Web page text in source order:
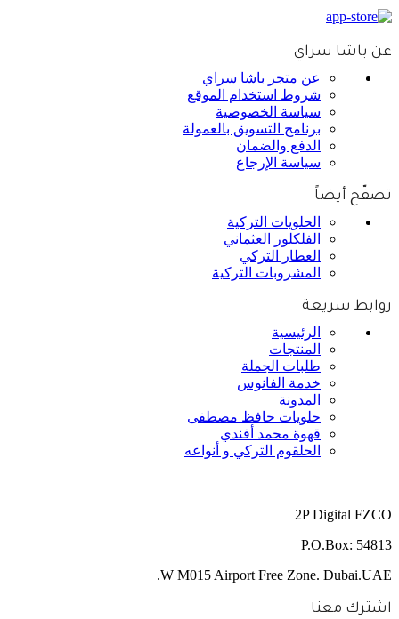
عن باشا سراي
عن متجر باشا سراي
شروط استخدام الموقع
سياسة الخصوصية
برنامج التسويق بالعمولة
الدفع والضمان
سياسة الإرجاع
تصفّح أيضاً
الحلويات التركية
الفلكلور العثماني
العطار التركي
المشروبات التركية
روابط سريعة
الرئيسية
المنتجات
طلبات الجملة
خدمة الفانوس
المدونة
حلويات حافظ مصطفى
قهوة محمد أفندي
الحلقوم التركي و أنواعه
2P Digital FZCO
P.O.Box: 54813
W M015 Airport Free Zone. Dubai.UAE.
اشترك معنا